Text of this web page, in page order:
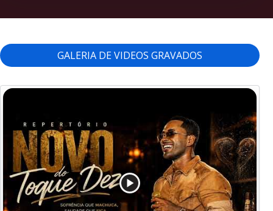
GALERIA DE VIDEOS GRAVADOS